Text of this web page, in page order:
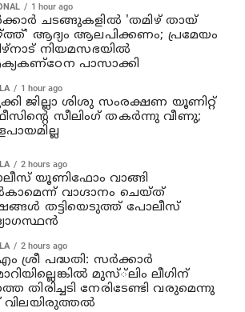
1 hour ago
ചടങ്ങുകളില്‍ 'തമിഴ് തായ്
ആദ്യം ആലപിക്കണം; പ്രമേയം
നിയമസഭയില്‍
പാസാക്കി
1 hour ago
ജില്ലാ ശിശു സംരക്ഷണ യൂണിറ്റ്
സീലിംഗ് തകര്‍ന്നു വീണു;
2 hours ago
യൂണിഫോം വാങ്ങി
വാഗ്ദാനം ചെയ്ത്
തട്ടിയെടുത്ത് പോലീസ്
2 hours ago
ശ്രീ പദ്ധതി: സര്‍ക്കാര്‍
മുസ്്‌ലിം ലീഗിന്
തിരിച്ചടി നേരിടേണ്ടി വരുമെന്നു
വിലയിരുത്തല്‍